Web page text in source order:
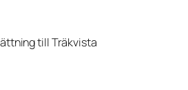
till Träkvista